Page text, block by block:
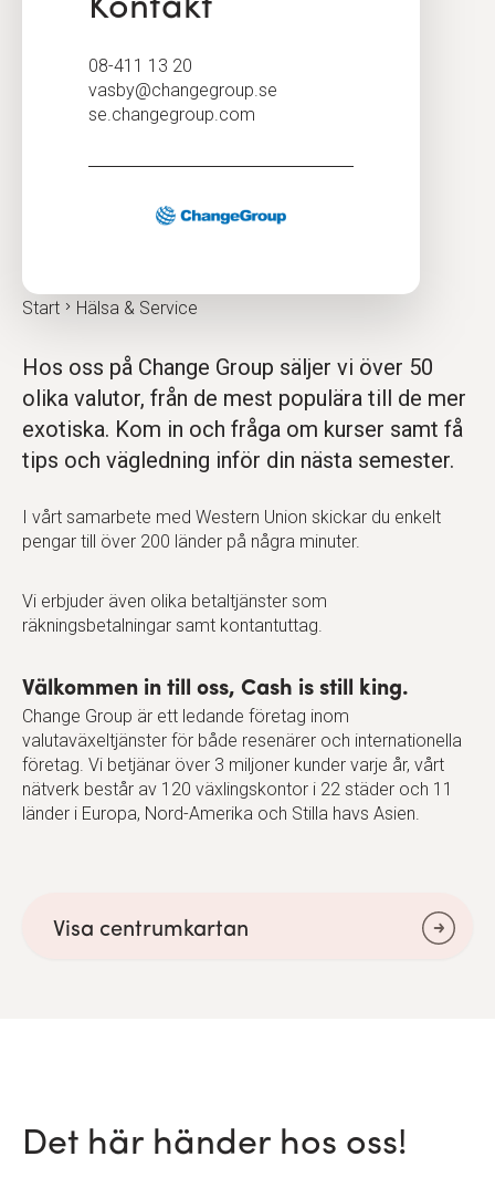
Start Hälsa & Service
Hos oss på Change Group säljer vi över 50
olika valutor, från de mest populära till de mer
exotiska. Kom in och fråga om kurser samt få
tips och vägledning inför din nästa semester.
I vårt samarbete med Western Union skickar du enkelt
pengar till över 200 länder på några minuter.
Vi erbjuder även olika betaltjänster som
räkningsbetalningar samt kontantuttag.
Välkommen in till oss, Cash is still king.
Change Group är ett ledande företag inom
valutaväxeltjänster för både resenärer och internationella
företag. Vi betjänar över 3 miljoner kunder varje år, vårt
nätverk består av 120 växlingskontor i 22 städer och 11
länder i Europa, Nord-Amerika och Stilla havs Asien.
Visa centrumkartan
Kontakt
08-411 13 20
vasby@changegroup.se
se.changegroup.com
Det här händer hos oss!